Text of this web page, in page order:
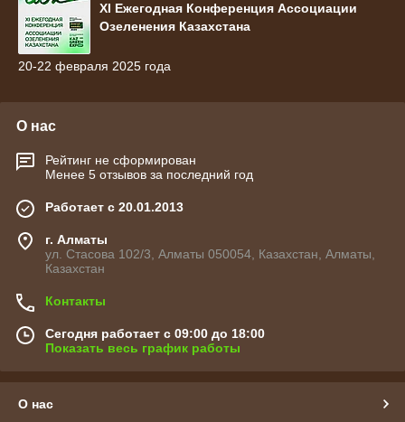
ХI Ежегодная Конференция Ассоциации
Озеленения Казахстана
20-22 февраля 2025 года
О нас
Рейтинг не сформирован
Менее 5 отзывов за последний год
Работает с 20.01.2013
г. Алматы
ул. Стасова 102/3, Алматы 050054, Казахстан, Алматы,
Казахстан
Контакты
Сегодня работает с 09:00 до 18:00
Показать весь график работы
О нас